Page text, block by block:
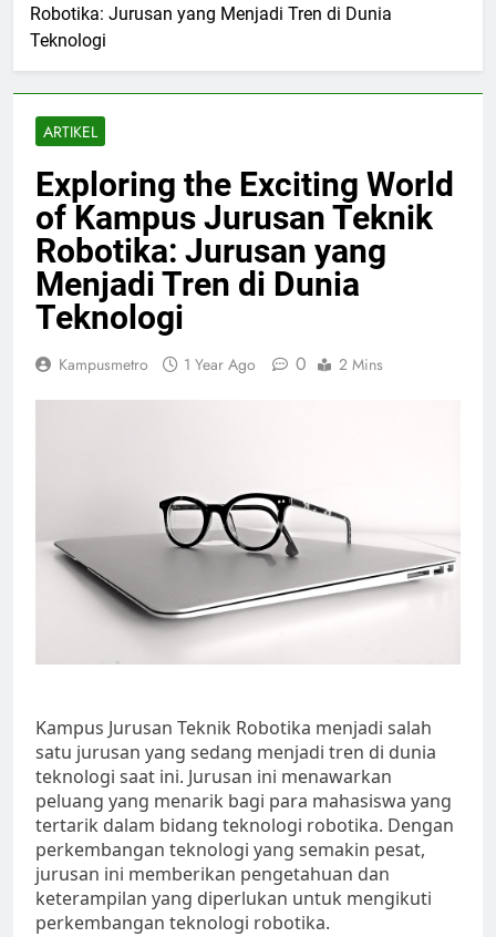
Robotika: Jurusan yang Menjadi Tren di Dunia
Teknologi
ARTIKEL
Exploring the Exciting World
of Kampus Jurusan Teknik
Robotika: Jurusan yang
Menjadi Tren di Dunia
Teknologi
Kampusmetro 1 Year Ago 0 2 Mins
Kampus Jurusan Teknik Robotika menjadi salah
satu jurusan yang sedang menjadi tren di dunia
teknologi saat ini. Jurusan ini menawarkan
peluang yang menarik bagi para mahasiswa yang
tertarik dalam bidang teknologi robotika. Dengan
perkembangan teknologi yang semakin pesat,
jurusan ini memberikan pengetahuan dan
keterampilan yang diperlukan untuk mengikuti
perkembangan teknologi robotika.